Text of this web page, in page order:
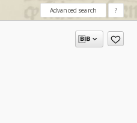
Advanced search ?